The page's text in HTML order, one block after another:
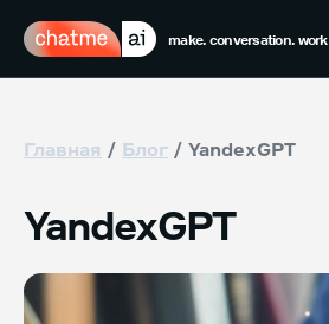
make. conversation. work
Главная Блог YandexGPT
YandexGPT